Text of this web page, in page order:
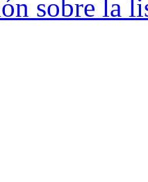
sobre la